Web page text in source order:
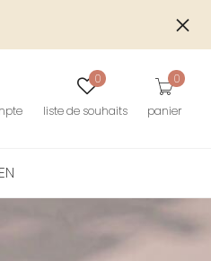
liste de souhaits
0
panier
0
EN